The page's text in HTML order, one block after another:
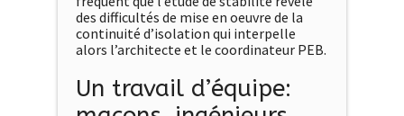
des difficultés de mise en oeuvre de la
continuité d’isolation qui interpelle
alors l’architecte et le coordinateur PEB.
Un travail d’équipe: